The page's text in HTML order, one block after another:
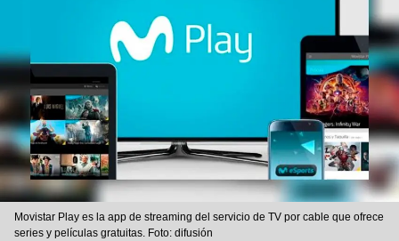
Movistar Play es la app de streaming del servicio de TV por cable que ofrece
series y películas gratuitas. Foto: difusión